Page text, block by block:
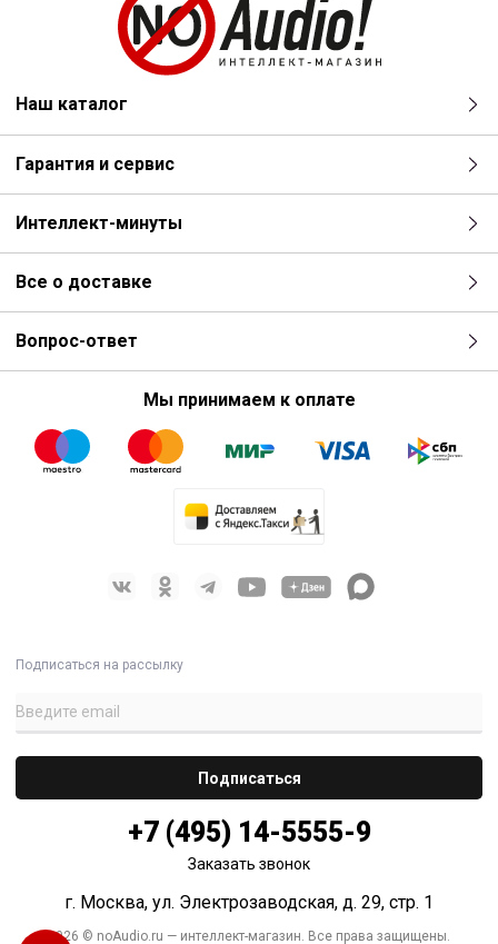
Наш каталог
Гарантия и сервис
Интеллект-минуты
Все о доставке
Вопрос-ответ
Мы принимаем к оплате
Подписаться на рассылку
+7 (495) 14-5555-9
Заказать звонок
г. Москва, ул. Электрозаводская, д. 29, стр. 1
2026 © noAudio.ru — интеллект-магазин. Все права защищены.